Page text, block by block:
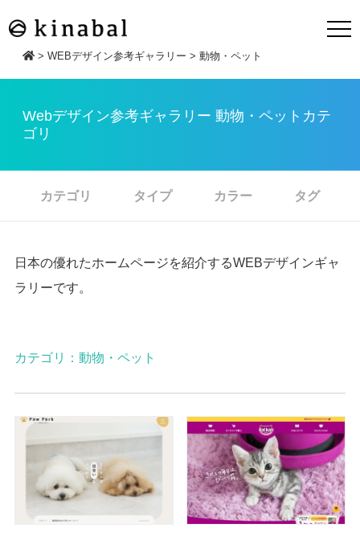
> WEBデザイン参考ギャラリー > 動物・ペット
Webデザイン参考ギャラリー 動物・ペットカテ
ゴリ
カテゴリ タイプ カラー タグ
日本の優れたホームページを紹介するWEBデザインギャ
ラリーです。
カテゴリ：動物・ペット